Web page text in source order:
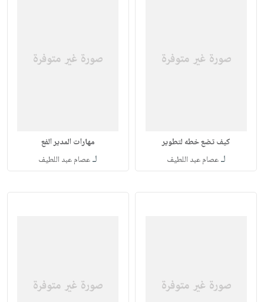
كيف تضع خطه لتطوير
لـعصام عبد اللطيف
مهارات المدير الفع
لـعصام عبد اللطيف